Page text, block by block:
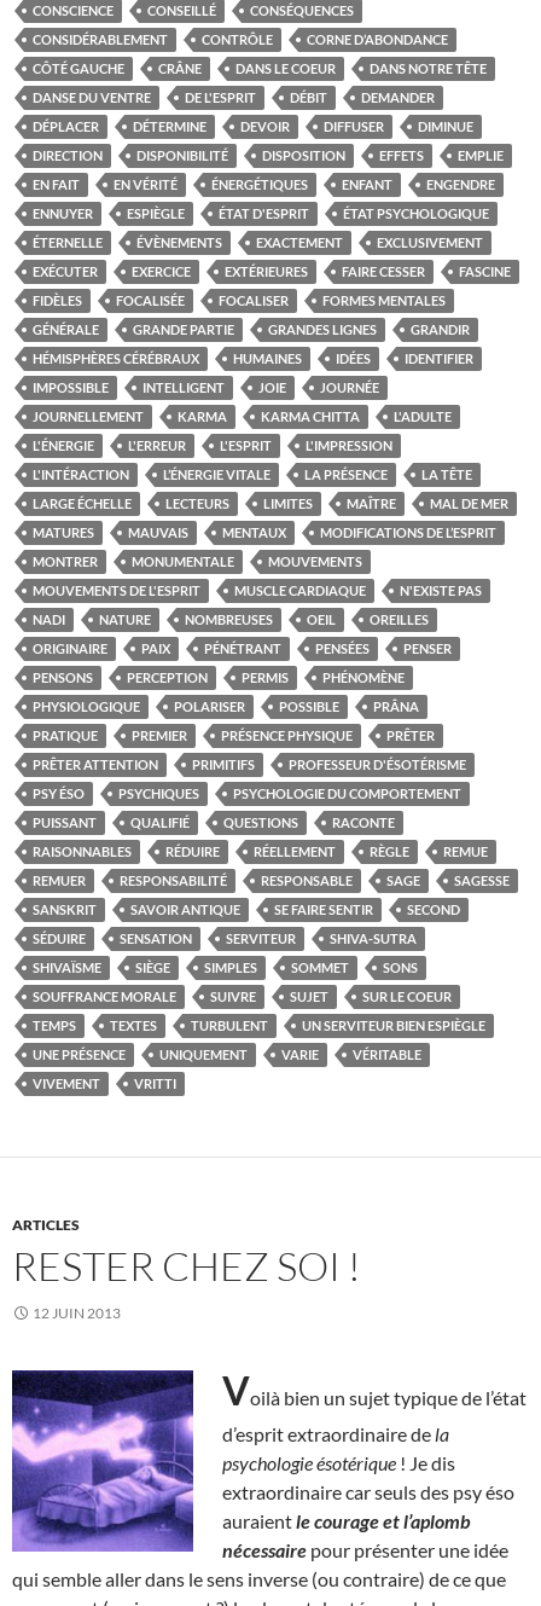
CONSCIENCE
CONSEILLÉ
CONSÉQUENCES
CONSIDÉRABLEMENT
CONTRÔLE
CORNE D’ABONDANCE
CÔTÉ GAUCHE
CRÂNE DANS LE COEUR
DANS NOTRE TÊTE
DANSE DU VENTRE
DE L'ESPRIT DÉBIT
DEMANDER
DÉPLACER
DÉTERMINE DEVOIR DIFFUSER
DIMINUE
DIRECTION
DISPONIBILITÉ DISPOSITION EFFETS
EMPLIE
EN FAIT
EN VÉRITÉ ÉNERGÉTIQUES ENFANT
ENGENDRE
ENNUYER
ESPIÈGLE ÉTAT D'ESPRIT
ÉTAT PSYCHOLOGIQUE
ÉTERNELLE
ÉVÈNEMENTS EXACTEMENT
EXCLUSIVEMENT
EXÉCUTER
EXERCICE EXTÉRIEURES FAIRE CESSER
FASCINE
FIDÈLES
FOCALISÉE FOCALISER
FORMES MENTALES
GÉNÉRALE
GRANDE PARTIE GRANDES LIGNES
GRANDIR
HÉMISPHÈRES CÉRÉBRAUX
HUMAINES IDÉES
IDENTIFIER
IMPOSSIBLE
INTELLIGENT JOIE
JOURNÉE
JOURNELLEMENT
KARMA KARMA CHITTA
L'ADULTE
L'ÉNERGIE
L'ERREUR L'ESPRIT
L'IMPRESSION
L'INTÉRACTION
L’ÉNERGIE VITALE LA PRÉSENCE
LA TÊTE
LARGE ÉCHELLE
LECTEURS LIMITES MAÎTRE
MAL DE MER
MATURES
MAUVAIS MENTAUX
MODIFICATIONS DE L’ESPRIT
MONTRER
MONUMENTALE
MOUVEMENTS
MOUVEMENTS DE L'ESPRIT
MUSCLE CARDIAQUE
N'EXISTE PAS
NADI
NATURE NOMBREUSES OEIL
OREILLES
ORIGINAIRE
PAIX PÉNÉTRANT PENSÉES
PENSER
PENSONS
PERCEPTION PERMIS
PHÉNOMÈNE
PHYSIOLOGIQUE
POLARISER POSSIBLE
PRÂNA
PRATIQUE
PREMIER PRÉSENCE PHYSIQUE
PRÊTER
PRÊTER ATTENTION
PRIMITIFS
PROFESSEUR D'ÉSOTÉRISME
PSY ÉSO
PSYCHIQUES
PSYCHOLOGIE DU COMPORTEMENT
PUISSANT
QUALIFIÉ QUESTIONS
RACONTE
RAISONNABLES
RÉDUIRE RÉELLEMENT RÈGLE
REMUE
REMUER
RESPONSABILITÉ RESPONSABLE SAGE
SAGESSE
SANSKRIT
SAVOIR ANTIQUE SE FAIRE SENTIR
SECOND
SÉDUIRE
SENSATION SERVITEUR
SHIVA-SUTRA
SHIVAÏSME
SIÈGE SIMPLES SOMMET
SONS
SOUFFRANCE MORALE
SUIVRE SUJET
SUR LE COEUR
TEMPS
TEXTES TURBULENT
UN SERVITEUR BIEN ESPIÈGLE
UNE PRÉSENCE
UNIQUEMENT VARIE
VÉRITABLE
VIVEMENT
VRITTI
ARTICLES
RESTER CHEZ SOI !
12 JUIN 2013
Voilà bien un sujet typique de l’état
d’esprit extraordinaire de la
psychologie ésotérique ! Je dis
extraordinaire car seuls des psy éso
auraientle courage et l’aplomb
nécessaire pour présenter une idée
qui semble aller dans le sens inverse (ou contraire) de ce que